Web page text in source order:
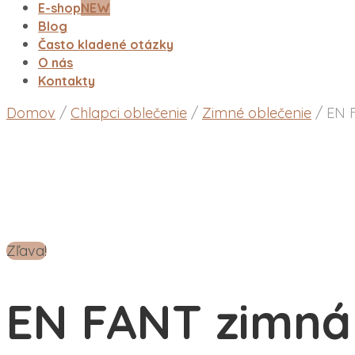
E-shopNEW
Blog
Často kladené otázky
O nás
Kontakty
Domov / Chlapci oblečenie / Zimné oblečenie / EN
Zľava!
EN FANT